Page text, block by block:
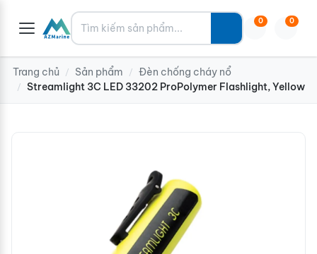
Tìm kiếm 0 0
Trang chủ / Sản phẩm / Đèn chống cháy nổ
/ Streamlight 3C LED 33202 ProPolymer Flashlight, Yellow